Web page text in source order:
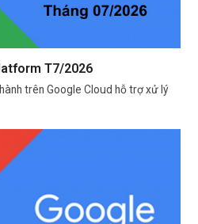
T7/2026
trên Google Cloud hỗ trợ xử lý